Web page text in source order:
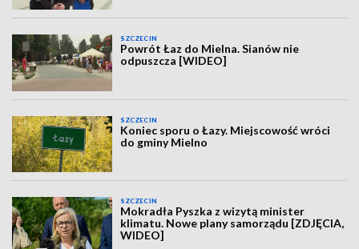
SZCZECIN
Powrót Łaz do Mielna. Sianów nie
odpuszcza [WIDEO]
SZCZECIN
Koniec sporu o Łazy. Miejscowość wróci
do gminy Mielno
SZCZECIN
Mokradła Pyszka z wizytą minister
klimatu. Nowe plany samorządu [ZDJĘCIA,
WIDEO]